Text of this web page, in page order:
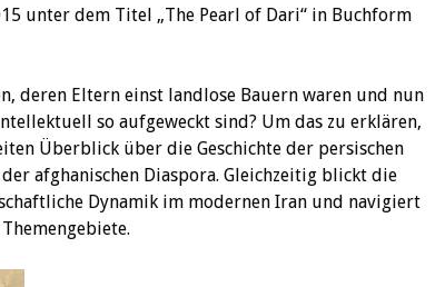
unter dem Titel „The Pearl of Dari“ in Buchform
deren Eltern einst landlose Bauern waren und nun
so aufgeweckt sind? Um das zu erklären,
Überblick über die Geschichte der persischen
afghanischen Diaspora. Gleichzeitig blickt die
Dynamik im modernen Iran und navigiert